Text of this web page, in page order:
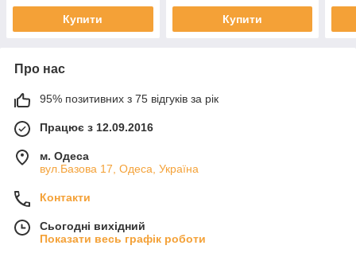
Купити Купити
Про нас
95% позитивних з 75 відгуків за рік
Працює з 12.09.2016
м. Одеса
вул.Базова 17, Одеса, Україна
Контакти
Сьогодні вихідний
Показати весь графік роботи